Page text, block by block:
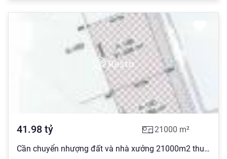
41.98 tỷ 21000 m²
Cần chuyển nhượng đất và nhà xưởng 21000m2 thuộc KCN Minh Hưng SIKICO, Chơn Thành, Bình Ph